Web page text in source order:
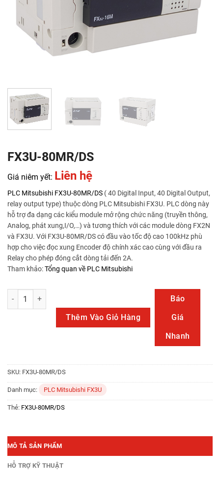
FX3U-80MR/DS
Giá niêm yết: Liên hệ
PLC Mitsubishi FX3U-80MR/DS ( 40 Digital Input, 40 Digital Output,
relay output type) thuộc dòng PLC Mitsubishi FX3U. PLC dòng này
hỗ trợ đa dạng các kiểu module mở rộng chức năng (truyền thông,
Analog, phát xung,I/O,…) và tương thích với các module dòng FX2N
và FX3U. Với FX3U-80MR/DS có đầu vào tốc độ cao 100kHz phù
hợp cho việc đọc xung Encoder độ chính xác cao cùng với đầu ra
Relay cho phép đóng cắt dòng tải đến 2A.
Tham khảo:Tổng quan về PLC Mitsubishi
FX3U-80MR/DS số lượng
Thêm Vào Giỏ Hàng
Báo
Giá
Nhanh
SKU: FX3U-80MR/DS
Danh mục: PLC Mitsubishi FX3U
Thẻ: FX3U-80MR/DS
MÔ TẢ SẢN PHẨM
HỖ TRỢ KỸ THUẬT